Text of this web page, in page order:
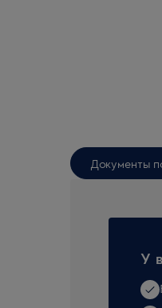
Документы
У